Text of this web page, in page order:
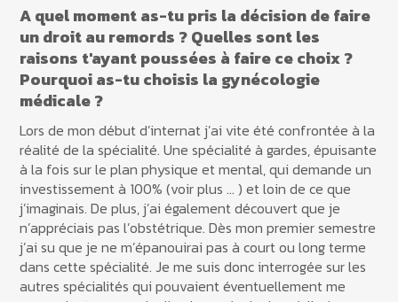
A quel moment as-tu pris la décision de faire
un droit au remords ? Quelles sont les
raisons t'ayant poussées à faire ce choix ?
Pourquoi as-tu choisis la gynécologie
médicale ?
Lors de mon début d’internat j’ai vite été confrontée à la
réalité de la spécialité. Une spécialité à gardes, épuisante
à la fois sur le plan physique et mental, qui demande un
investissement à 100% (voir plus … ) et loin de ce que
j’imaginais. De plus, j’ai également découvert que je
n’appréciais pas l’obstétrique. Dès mon premier semestre
j’ai su que je ne m’épanouirai pas à court ou long terme
dans cette spécialité. Je me suis donc interrogée sur les
autres spécialités qui pouvaient éventuellement me